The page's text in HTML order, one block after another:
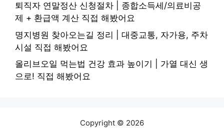
퇴직자 연말정산 신청절차 | 종합소득세/의료비공
제 + 환급액 계산 직접 해봤어요
명지병원 찾아오는길 정리 | 대중교통, 자가용, 주차
시설 직접 해봤어요
올리브오일 먹는법 건강 효과 높이기 | 가열 대신 생
으로! 직접 해봤어요
Copyright © 2026